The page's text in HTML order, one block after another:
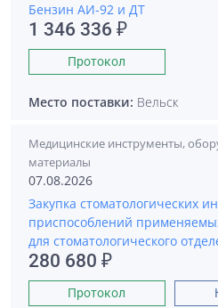
Бензин АИ-92 и ДТ
1 346 336 ₽
Протокол
Место поставки: Вельск
Медицинские инструменты,
материалы
07.08.2026
Закупка стоматологических
приспособлений
для стоматологического
280 680 ₽
Протокол